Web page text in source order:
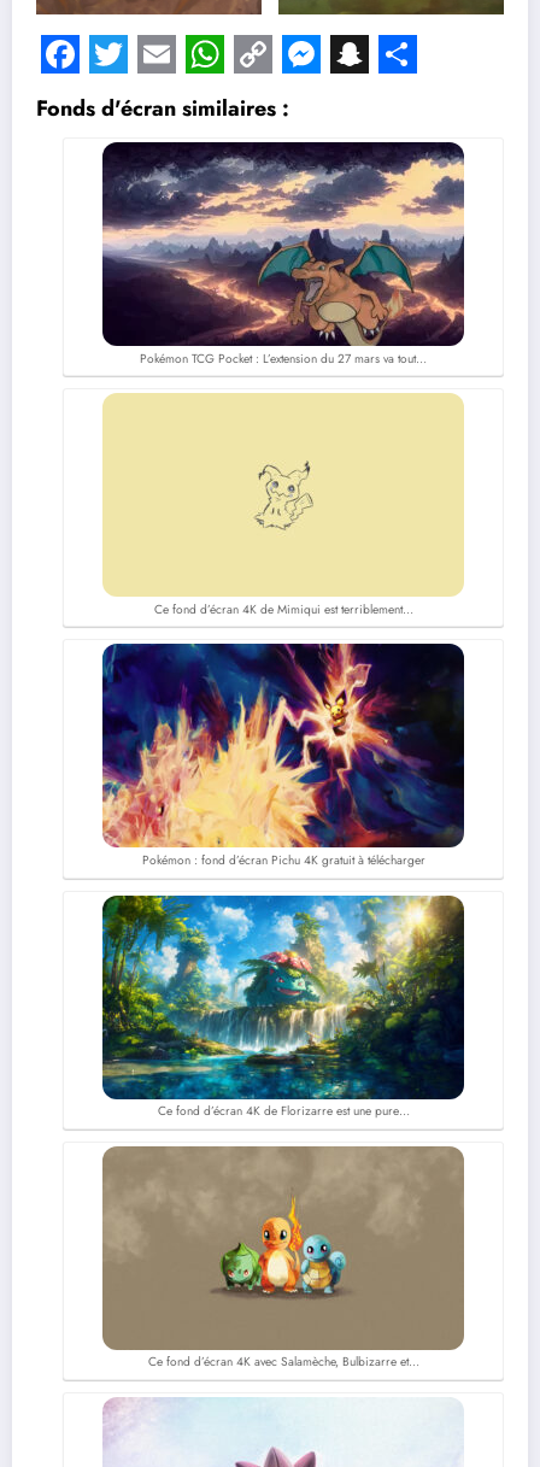
Facebook
Twitter
EmailWhatsApp
Copy
Link
Messenger
Snapchat
Share
Fonds d'écran similaires :
Pokémon TCG Pocket : L’extension du 27 mars va tout…
Ce fond d’écran 4K de Mimiqui est terriblement…
Pokémon : fond d’écran Pichu 4K gratuit à télécharger
Ce fond d’écran 4K de Florizarre est une pure…
Ce fond d’écran 4K avec Salamèche, Bulbizarre et…